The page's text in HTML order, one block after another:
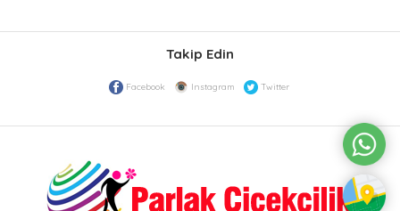
Takip Edin
Facebook Instagram Twitter